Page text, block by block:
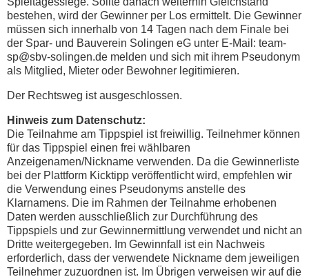
bestehen, wird der Gewinner per Los ermittelt. Die Gewinner
müssen sich innerhalb von 14 Tagen nach dem Finale bei
der Spar- und Bauverein Solingen eG unter E-Mail: team-
sp@sbv-solingen.de melden und sich mit ihrem Pseudonym
als Mitglied, Mieter oder Bewohner legitimieren.
Der Rechtsweg ist ausgeschlossen.
Hinweis zum Datenschutz:
Die Teilnahme am Tippspiel ist freiwillig. Teilnehmer können
für das Tippspiel einen frei wählbaren
Anzeigenamen/Nickname verwenden. Da die Gewinnerliste
bei der Plattform Kicktipp veröffentlicht wird, empfehlen wir
die Verwendung eines Pseudonyms anstelle des
Klarnamens. Die im Rahmen der Teilnahme erhobenen
Daten werden ausschließlich zur Durchführung des
Tippspiels und zur Gewinnermittlung verwendet und nicht an
Dritte weitergegeben. Im Gewinnfall ist ein Nachweis
erforderlich, dass der verwendete Nickname dem jeweiligen
Teilnehmer zuzuordnen ist. Im Übrigen verweisen wir auf die